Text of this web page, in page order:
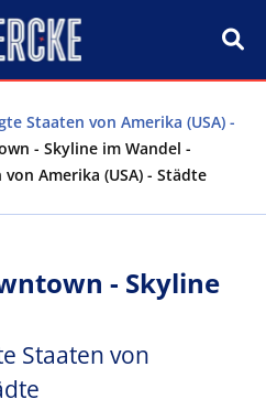
Staaten von Amerika (USA) -
- Skyline im Wandel -
Amerika (USA) - Städte
- Skyline
Staaten von